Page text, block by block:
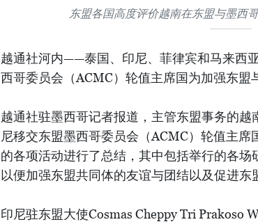
东盟各国高度评价越南在东盟与墨西
越通社河内——泰国、印尼、菲律宾和马来西
西哥委员会（ACMC）轮值主席国为加强东盟
越通社驻墨西哥记者报道，主管东盟事务的
尼移交东盟墨西哥委员会（ACMC）轮值主
的各项活动进行了总结，其中包括举行的各场
以便加强东盟共同体的友谊与团结以及促进东
印尼驻东盟大使Cosmas Cheppy Tri Prakoso